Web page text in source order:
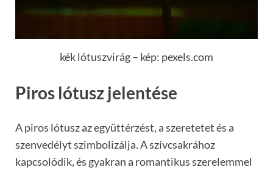
kék lótuszvirág – kép: pexels.com
Piros lótusz jelentése
A piros lótusz az együttérzést, a szeretetet és a
szenvedélyt szimbolizálja. A szívcsakrához
kapcsolódik, és gyakran a romantikus szerelemmel